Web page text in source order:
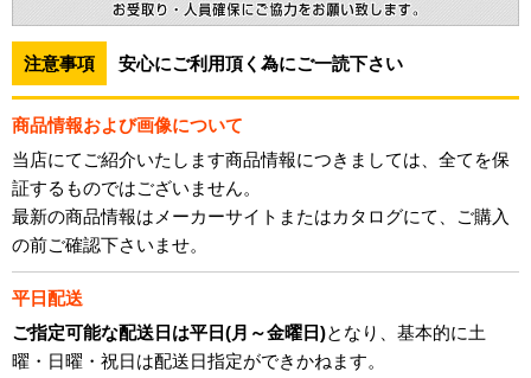
注意事項 安心にご利用頂く為にご一読下さい
商品情報および画像について
当店にてご紹介いたします商品情報につきましては、全てを保
証するものではございません。
最新の商品情報はメーカーサイトまたはカタログにて、ご購入
の前ご確認下さいませ。
平日配送
ご指定可能な配送日は平日(月～金曜日)となり、基本的に土
曜・日曜・祝日は配送日指定ができかねます。